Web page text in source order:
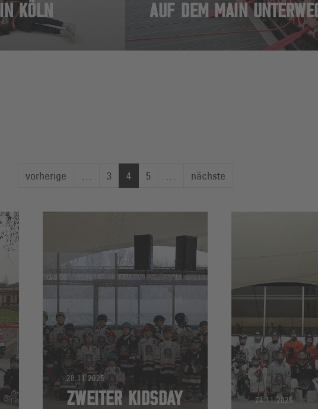
KÖLN
AUF DEM MAIN
vorherige … 3 4 5 … nächste
28.11.2025
ZWEITER KIDSDAY
24.11.2025